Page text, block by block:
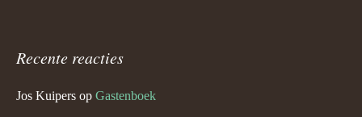
Recente reacties
Jos Kuipers op Gastenboek